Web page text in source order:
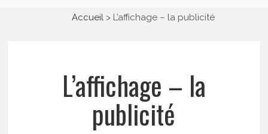
Accueil L’affichage – la publicité
L’affichage – la
publicité